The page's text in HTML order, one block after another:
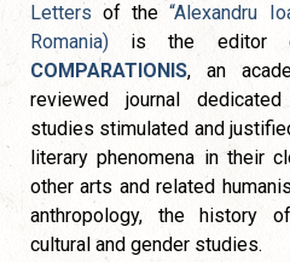
Letters of the“Alexandru
Romania) is the editor
COMPARATIONIS, an
reviewed journal
studies stimulated and
literary phenomena in their
other arts and related
anthropology, the history
cultural and gender studies.